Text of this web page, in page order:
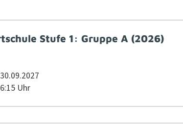
Stufe 1: Gruppe A (2026)
Uhr